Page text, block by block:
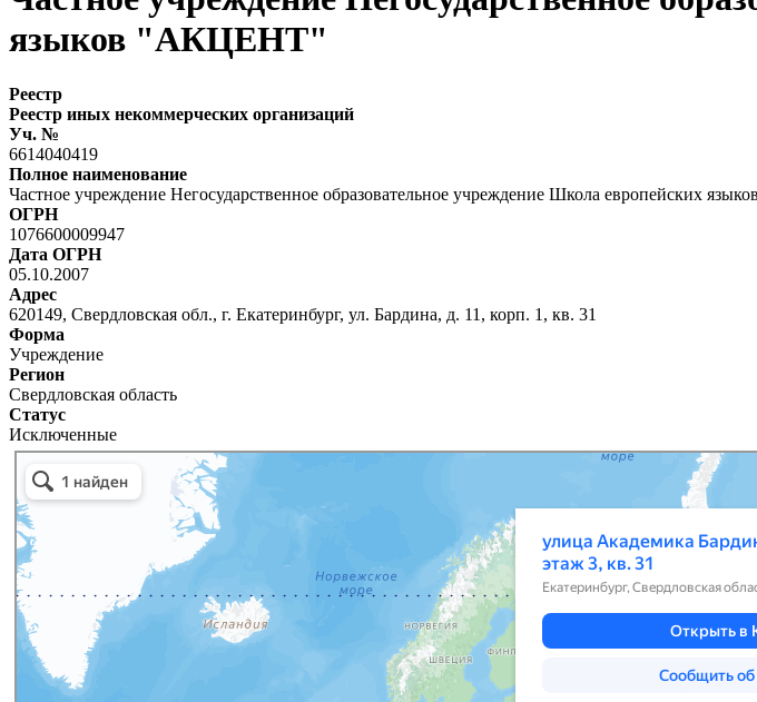
языков "АКЦЕНТ"
Реестр
Реестр иных некоммерческих организаций
Уч. №
6614040419
Полное наименование
Частное учреждение Негосударственное образовательное учреждение Школа европейских
ОГРН
1076600009947
Дата ОГРН
05.10.2007
Адрес
620149, Свердловская обл., г. Екатеринбург, ул. Бардина, д. 11, корп. 1, кв. 31
Форма
Учреждение
Регион
Свердловская область
Статус
Исключенные